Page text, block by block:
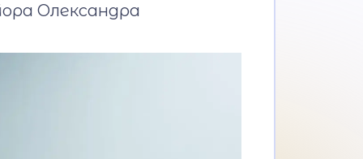
Олександра